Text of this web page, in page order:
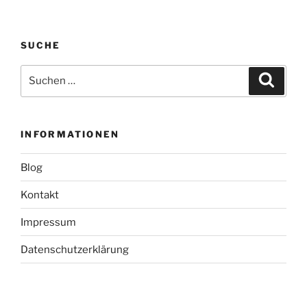
SUCHE
nach:
INFORMATIONEN
Blog
Kontakt
Impressum
Datenschutzerklärung